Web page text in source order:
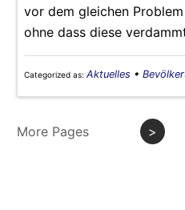
vor dem gleichen
ohne dass diese
Categorized as: Aktuelles •
More Pages >